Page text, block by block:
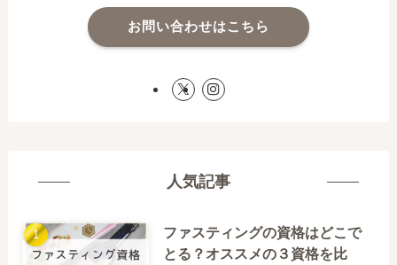
お問い合わせはこちら
人気記事
ファスティングの資格はどこで
とる？オススメの３資格を比